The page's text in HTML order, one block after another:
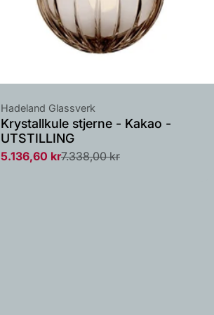
Leverandør:
Hadeland Glassverk
Krystallkule stjerne - Kakao -
UTSTILLING
Salgs
5.136,60 kr
Vanlig
7.338,00 kr